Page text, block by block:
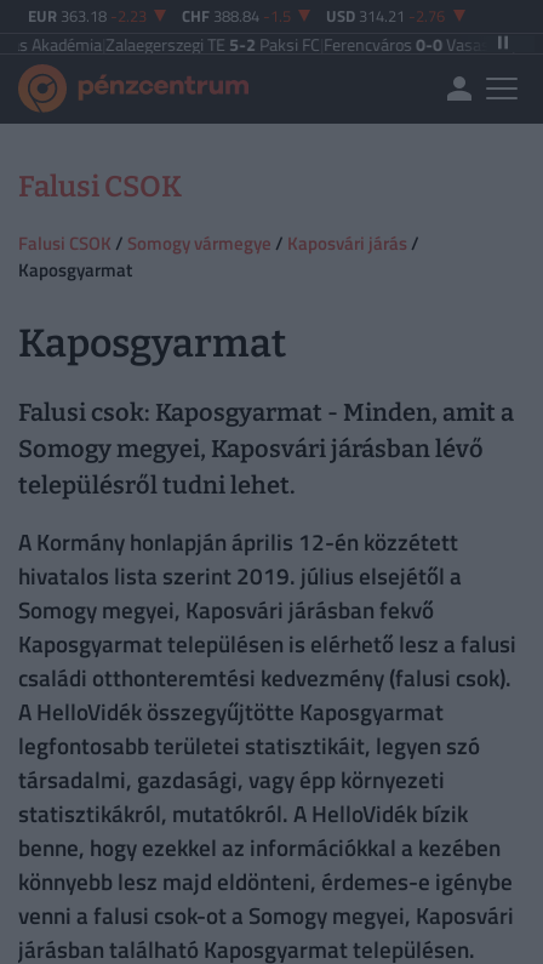
EUR 363.18 -2.23 CHF 388.84 -1.5 USD 314.21 -2.76
|Zalaegerszegi TE5-2Paksi FC|Ferencváros0-0Vasas FC| Győri
Falusi CSOK
Falusi CSOK / Somogy vármegye / Kaposvári járás /
Kaposgyarmat
Kaposgyarmat
Falusi csok: Kaposgyarmat - Minden, amit a
Somogy megyei, Kaposvári járásban lévő
településről tudni lehet.
A Kormány honlapján április 12-én közzétett
hivatalos lista szerint 2019. július elsejétől a
Somogy megyei, Kaposvári járásban fekvő
Kaposgyarmat településen is elérhető lesz a falusi
családi otthonteremtési kedvezmény (falusi csok).
A HelloVidék összegyűjtötte Kaposgyarmat
legfontosabb területei statisztikáit, legyen szó
társadalmi, gazdasági, vagy épp környezeti
statisztikákról, mutatókról. A HelloVidék bízik
benne, hogy ezekkel az információkkal a kezében
könnyebb lesz majd eldönteni, érdemes-e igénybe
venni a falusi csok-ot a Somogy megyei, Kaposvári
járásban található Kaposgyarmat településen.